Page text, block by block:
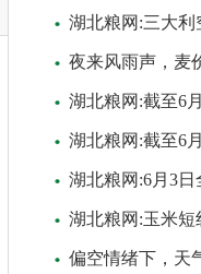
湖北粮网:三大
夜来风雨声，麦
湖北粮网:截至6
湖北粮网:截至6
湖北粮网:6月3
湖北粮网:玉米
偏空情绪下，天